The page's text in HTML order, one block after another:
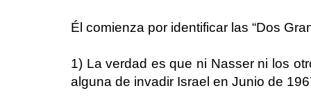
Él comienza por identificar las “Dos
1) La verdad es que ni Nasser ni los
alguna de invadir Israel en Junio de